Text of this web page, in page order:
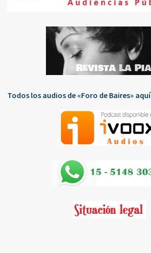
Todos los audios de «Foro de Baires» aquí